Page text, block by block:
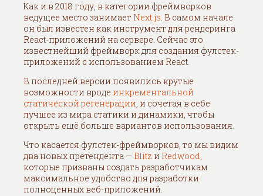
Как и в 2018 году, в категории фреймворков
ведущее место занимает Next.js. В самом начале
он был известен как инструмент для рендеринга
React-приложений на сервере. Сейчас это
известнейший фреймворк для создания фулстек-
приложений с использованием React.
В последней версии появились крутые
возможности вроде инкрементальной
статической регенерации, и сочетая в себе
лучшее из мира статики и динамики, чтобы
открыть ещё больше вариантов использования.
Что касается фулстек-фреймворков, то мы видим
два новых претендента — Blitz и Redwood,
которые призваны создать разработчикам
максимальное удобство для разработки
полноценных веб-приложений.